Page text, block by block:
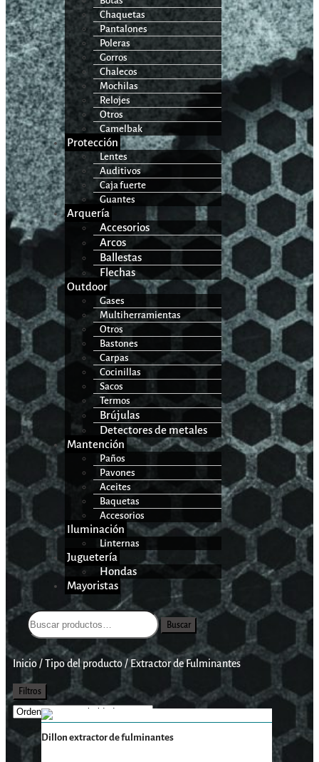
Chaquetas
Pantalones
Poleras
Gorros
Chalecos
Mochilas
Relojes
Otros
Camelbak
Protección
Lentes
Auditivos
Caja fuerte
Guantes
Arquería
Accesorios
Arcos
Ballestas
Flechas
Outdoor
Gases
Multiherramientas
Otros
Bastones
Carpas
Cocinillas
Sacos
Termos
Brújulas
Detectores de metales
Mantención
Paños
Pavones
Aceites
Baquetas
Accesorios
Iluminación
Linternas
Juguetería
Hondas
Mayoristas
Buscar
Inicio/Tipo del producto/Extractor de Fulminantes
Filtros
Dillon extractor de fulminantes